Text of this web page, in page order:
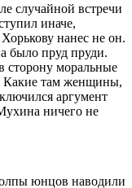
случайной встречи
иначе,
нанес не он.
было пруд пруди.
сторону моральные
Какие там женщины,
аргумент
ничего не
юнцов наводили